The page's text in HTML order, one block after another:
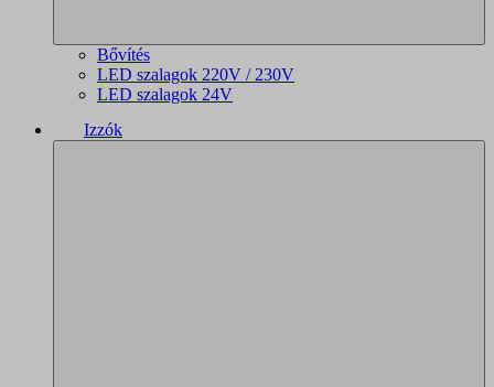
Bővítés
LED szalagok 220V / 230V
LED szalagok 24V
Izzók